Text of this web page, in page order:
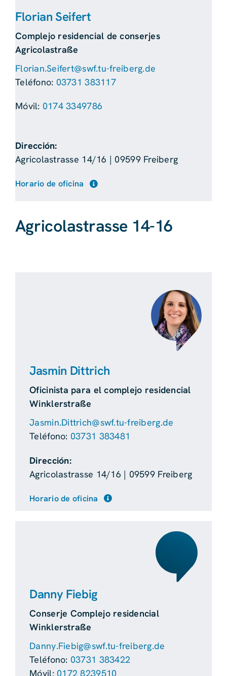
Agricolastrasse 14-16
Florian Seifert
Complejo residencial de conserjes
Agricolastraße
Florian.Seifert@swf.tu-freiberg.de
Teléfono: 03731 383117
Móvil: 0174 3349786
Dirección:
Agricolastrasse 14/16 | 09599 Freiberg
Horario de oficina
Jasmin Dittrich
Oficinista para el complejo residencial
Winklerstraße
Jasmin.Dittrich@swf.tu-freiberg.de
Teléfono: 03731 383481
Dirección:
Agricolastrasse 14/16 | 09599 Freiberg
Horario de oficina
Danny Fiebig
Conserje Complejo residencial
Winklerstraße
Danny.Fiebig@swf.tu-freiberg.de
Teléfono: 03731 383422
Móvil: 0172 8239510